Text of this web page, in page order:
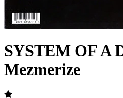
SYSTEM OF A
Mezmerize